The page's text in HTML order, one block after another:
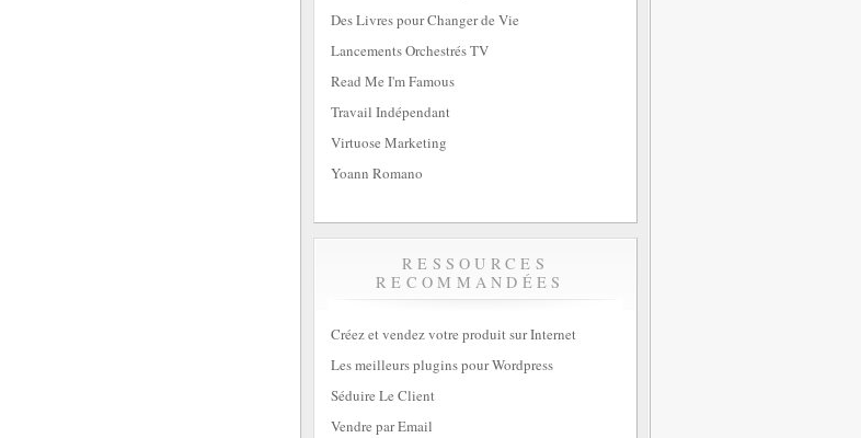
Des Livres pour Changer de Vie
Lancements Orchestrés TV
Read Me I'm Famous
Travail Indépendant
Virtuose Marketing
Yoann Romano
RESSOURCES
RECOMMANDÉES
Créez et vendez votre produit sur Internet
Les meilleurs plugins pour Wordpress
Séduire Le Client
Vendre par Email